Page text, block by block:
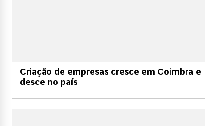
Criação de empresas cresce em Coimbra e
desce no país